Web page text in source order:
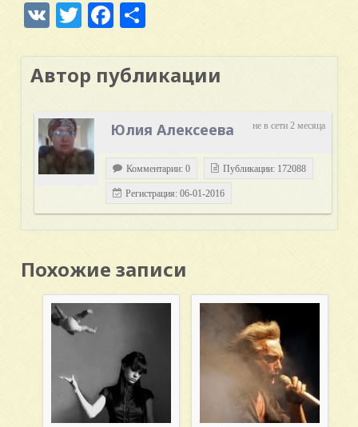
VK TwitterFacebook
Автор публикации
не в сети 2 месяца
Юлия Алексеева
Комментарии: 0 Публикации: 172088
Регистрация: 06-01-2016
Похожие записи